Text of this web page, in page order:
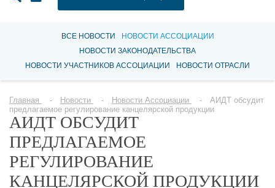
ВСЕ НОВОСТИ
НОВОСТИ АССОЦИАЦИИ
НОВОСТИ ЗАКОНОДАТЕЛЬСТВА
НОВОСТИ УЧАСТНИКОВ АССОЦИАЦИИ
НОВОСТИ ОТРАСЛИ
Главная Новости Новости Ассоциации
АИДТ обсудит
предлагаемое регулирование канцелярской продукции
АИДТ ОБСУДИТ
ПРЕДЛАГАЕМОЕ
РЕГУЛИРОВАНИЕ
КАНЦЕЛЯРСКОЙ ПРОДУКЦИИ